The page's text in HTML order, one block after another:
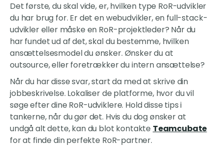
Det første, du skal vide, er, hvilken type RoR-udvikler
du har brug for. Er det en webudvikler, en full-stack-
udvikler eller måske en RoR-projektleder? Når du
har fundet ud af det, skal du bestemme, hvilken
ansættelsesmodel du ønsker. Ønsker du at
outsource, eller foretrækker du intern ansættelse?
Når du har disse svar, start da med at skrive din
jobbeskrivelse. Lokaliser de platforme, hvor du vil
søge efter dine RoR-udviklere. Hold disse tips i
tankerne, når du gør det. Hvis du dog ønsker at
undgå alt dette, kan du blot kontakte Teamcubate
for at finde din perfekte RoR-partner.